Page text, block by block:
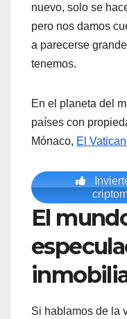
nuevo, solo se
pero nos damos
a parecerse
tenemos.
En el planeta del
países con
Mónaco, El
El
Si hablamos de la